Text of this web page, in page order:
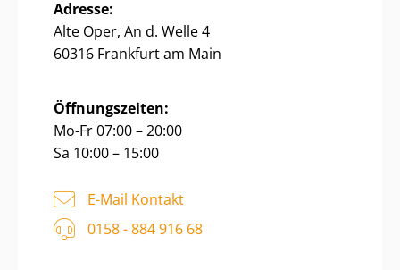
Adresse:
Alte Oper, An d. Welle 4
60316 Frankfurt am Main
Öffnungszeiten:
Mo-Fr 07:00 – 20:00
Sa 10:00 – 15:00
E-Mail Kontakt
0158 - 884 916 68